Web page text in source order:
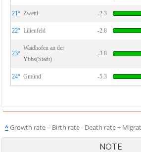
21° Zwettl -2.3
22° Lilienfeld -2.8
23°
Waidhofen an der
Ybbs(Stadt)
-3.8
24° Gmünd -5.3
^Growth rate = Birth rate - Death rate +
NOTE